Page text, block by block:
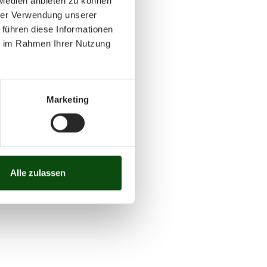
Verwendung unserer
diese Informationen
Rahmen Ihrer Nutzung
Marketing
Alle zulassen